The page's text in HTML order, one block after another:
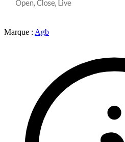
Marque : Agb